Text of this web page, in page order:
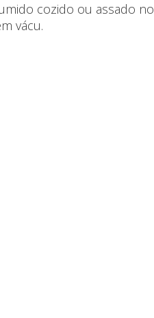
cozido ou assado
vácu.